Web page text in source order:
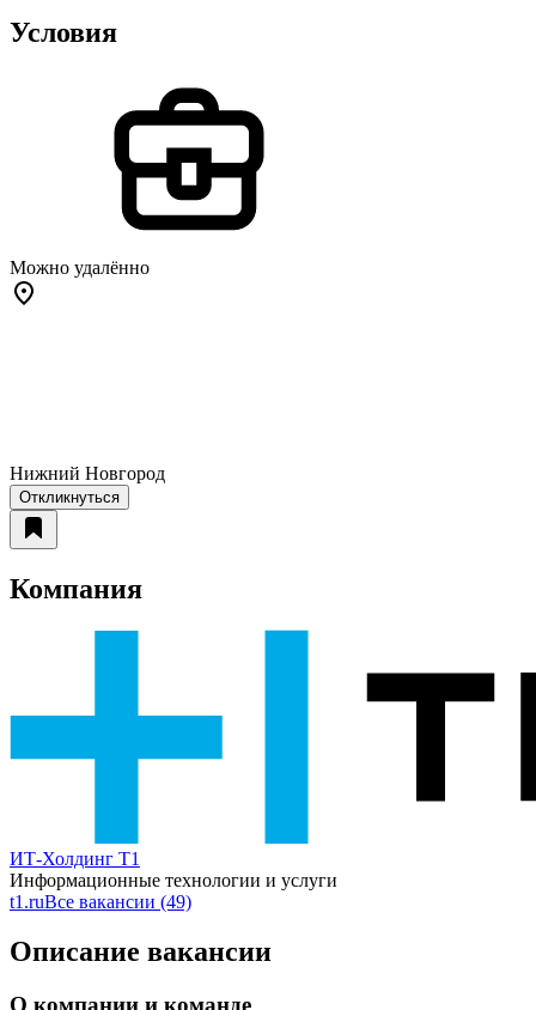
Условия
Можно удалённо
Нижний Новгород
Откликнуться
Компания
ИТ-Холдинг Т1
Информационные технологии и услуги
t1.ruВсе вакансии (49)
Описание вакансии